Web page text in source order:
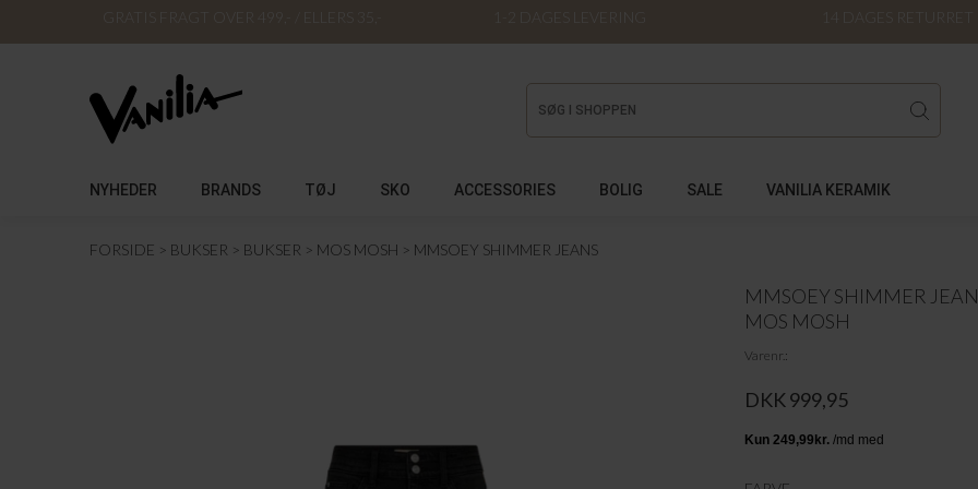
GRATIS FRAGT OVER 499,- / ELLERS 35,- 1-2 DAGES LEVERING 14 DAGES RETURRET
NYHEDER BRANDS TØJ SKO ACCESSORIES BOLIG SALE VANILIA KERAMIK
FORSIDE BUKSER BUKSER MOS MOSH MMSOEY SHIMMER JEANS
MMSOEY SHIMMER
MOS MOSH
Varenr.
DKK 999,95